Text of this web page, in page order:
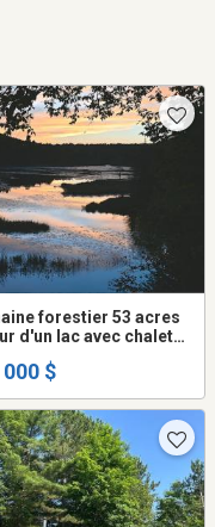
forestier 53 acres
d'un lac avec chalet
$